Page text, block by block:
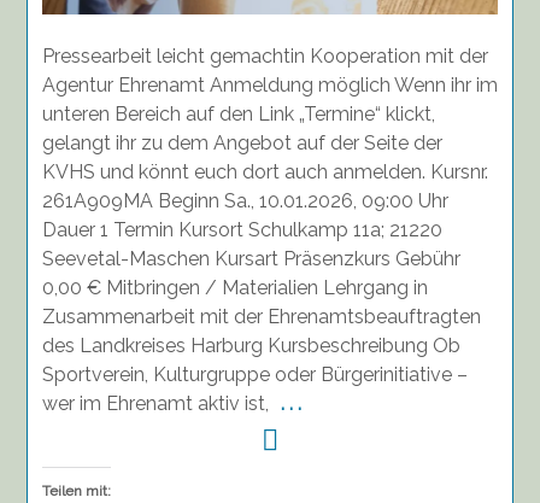
Pressearbeit leicht gemachtin Kooperation mit der
Agentur Ehrenamt Anmeldung möglich Wenn ihr im
unteren Bereich auf den Link „Termine“ klickt,
gelangt ihr zu dem Angebot auf der Seite der
KVHS und könnt euch dort auch anmelden. Kursnr.
261A909MA Beginn Sa., 10.01.2026, 09:00 Uhr
Dauer 1 Termin Kursort Schulkamp 11a; 21220
Seevetal-Maschen Kursart Präsenzkurs Gebühr
0,00 € Mitbringen / Materialien Lehrgang in
Zusammenarbeit mit der Ehrenamtsbeauftragten
des Landkreises Harburg Kursbeschreibung Ob
Sportverein, Kulturgruppe oder Bürgerinitiative –
wer im Ehrenamt aktiv ist, . . .
Teilen mit: